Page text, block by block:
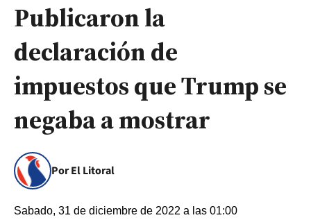
Publicaron la
declaración de
impuestos que Trump se
negaba a mostrar
Por El Litoral
Sabado, 31 de diciembre de 2022 a las 01:00